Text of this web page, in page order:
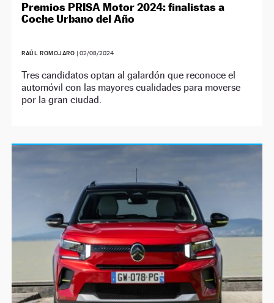
Premios PRISA Motor 2024: finalistas a
Coche Urbano del Año
RAÚL ROMOJARO | 02/08/2024
Tres candidatos optan al galardón que reconoce el
automóvil con las mayores cualidades para moverse
por la gran ciudad.